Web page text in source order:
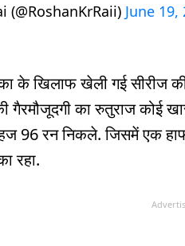
(@RoshanKrRaii) June 19,
के खिलाफ खेली गई सीरीज
गैरमौजूदगी का रुतुराज कोई
96 रन निकले. जिसमें एक
रहा.